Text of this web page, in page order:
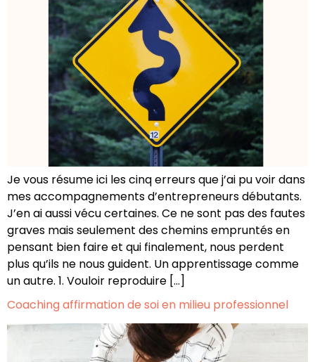
Je vous résume ici les cinq erreurs que j’ai pu voir dans
mes accompagnements d’entrepreneurs débutants.
J’en ai aussi vécu certaines. Ce ne sont pas des fautes
graves mais seulement des chemins empruntés en
pensant bien faire et qui finalement, nous perdent
plus qu’ils ne nous guident. Un apprentissage comme
un autre. 1. Vouloir reproduire […]
Coaching affirmation de soi en milieu professionnel